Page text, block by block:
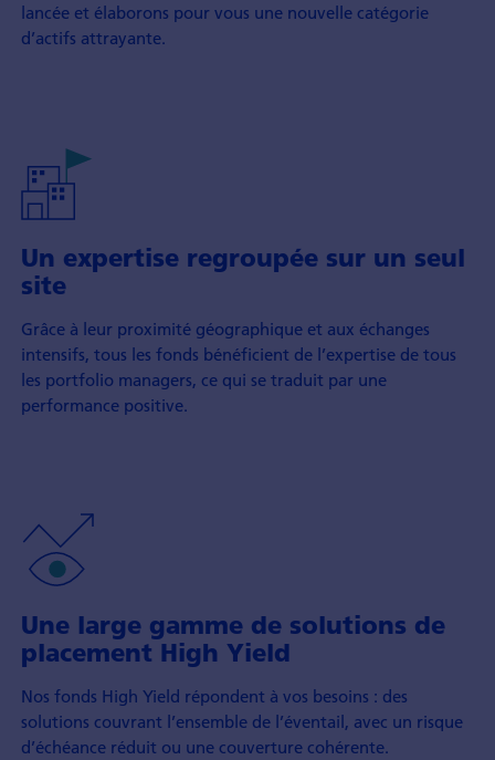
lancée et élaborons pour vous une nouvelle catégorie
d’actifs attrayante.
Un expertise regroupée sur un seul
site
Grâce à leur proximité géographique et aux échanges
intensifs, tous les fonds bénéficient de l’expertise de tous
les portfolio managers, ce qui se traduit par une
performance positive.
Une large gamme de solutions de
placement High Yield
Nos fonds High Yield répondent à vos besoins : des
solutions couvrant l’ensemble de l’éventail, avec un risque
d’échéance réduit ou une couverture cohérente.